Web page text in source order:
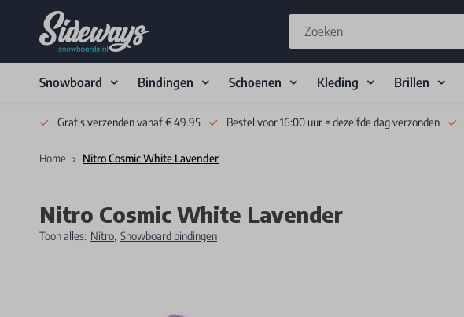
Snowboard Bindingen Schoenen Kleding Brillen
Gratis verzenden vanaf € 49.95 Bestel voor 16:00 uur = dezelfde dag verzonden
Home Nitro Cosmic White Lavender
Nitro Cosmic White Lavender
Toon alles: Nitro, Snowboard bindingen